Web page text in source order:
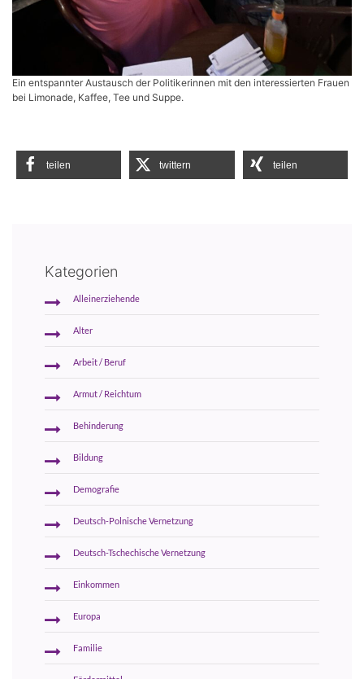
Ein entspannter Austausch der Politikerinnen mit den interessierten Frauen
bei Limonade, Kaffee, Tee und Suppe.
teilen twittern teilen
Kategorien
Alleinerziehende
Alter
Arbeit / Beruf
Armut / Reichtum
Behinderung
Bildung
Demografie
Deutsch-Polnische Vernetzung
Deutsch-Tschechische Vernetzung
Einkommen
Europa
Familie